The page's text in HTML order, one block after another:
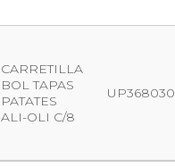
CARRETILLA
BOL TAPAS
PATATES
ALI-OLI C/8
UP368030